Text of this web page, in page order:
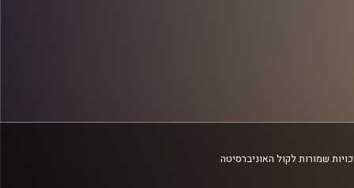
שמורות לקול האוניברסיטה